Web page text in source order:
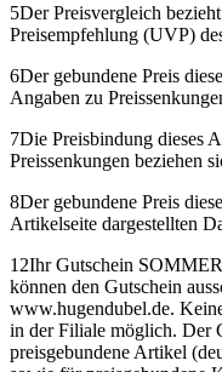
5Der Preisvergleich
Preisempfehlung (UVP)
6Der gebundene Preis
Angaben zu
7Die Preisbindung dieses
Preissenkungen beziehen
8Der gebundene Preis
Artikelseite dargestellten
12Ihr Gutschein
können den Gutschein
www.hugendubel.de.
in der Filiale möglich. Der
preisgebundene Artikel